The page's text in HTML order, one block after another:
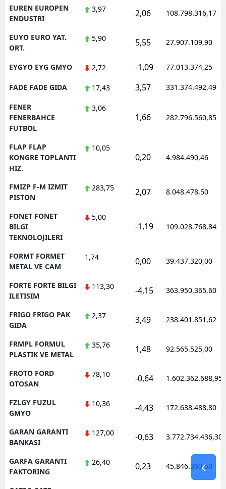
EUREN EUROPEN
ENDUSTRI
3,97 2,06 108.798.316,17
EUYO EURO YAT.
ORT.
5,90 5,55 27.907.109,90
EYGYO EYG GMYO 2,72 -1,09 77.013.374,25
FADE FADE GIDA 17,43 3,57 331.374.492,49
FENER
FENERBAHCE
FUTBOL
3,06
1,66 282.796.560,85
FLAP FLAP
KONGRE TOPLANTI
HIZ.
10,05
0,20 4.984.490,46
FMIZP F-M IZMIT
PISTON
283,75 2,07 8.048.478,50
FONET FONET
BILGI
TEKNOLOJILERI
5,00
-1,19 109.028.768,84
FORMT FORMET
METAL VE CAM
1,74 0,00 39.437.320,00
FORTE FORTE BILGI
ILETISIM
113,30 -4,15 363.950.365,60
FRIGO FRIGO PAK
GIDA
2,37 3,49 238.401.851,62
FRMPL FORMUL
PLASTIK VE METAL
35,76 1,48 92.565.525,00
FROTO FORD
OTOSAN
78,10 -0,64 1.602.362.688,95
FZLGY FUZUL
GMYO
10,36 -4,43 172.638.488,80
GARAN GARANTI
BANKASI
127,00 -0,63 3.772.734.436,30
GARFA GARANTI
FAKTORING
26,40 0,23 45.846.360,50